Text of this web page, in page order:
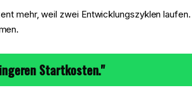
mehr, weil zwei Entwicklungszyklen
Startkosten."